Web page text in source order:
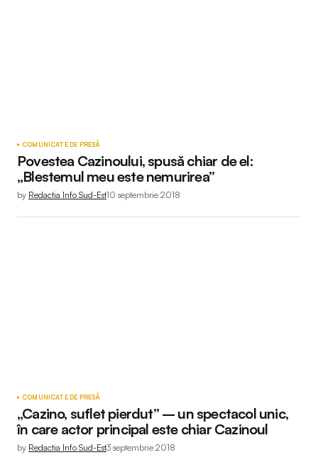
COMUNICATE DE PRESĂ
Povestea Cazinoului, spusă chiar de el:
„Blestemul meu este nemurirea”
by Redactia Info Sud-Est10 septembrie 2018
COMUNICATE DE PRESĂ
„Cazino, suflet pierdut” – un spectacol unic,
în care actor principal este chiar Cazinoul
by Redactia Info Sud-Est3 septembrie 2018